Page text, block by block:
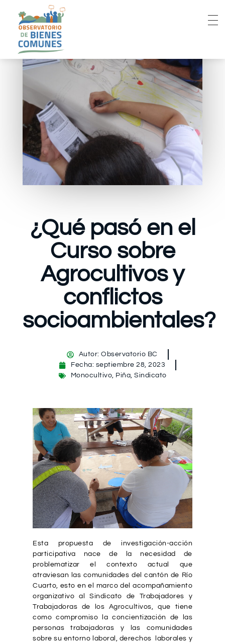
¿Qué pasó en el
Curso sobre
Agrocultivos y
conflictos
socioambientales?
Autor: Observatorio BC
Fecha: septiembre 28, 2023
Monocultivo, Piña, Sindicato
Esta propuesta de investigación-acción
participativa nace de la necesidad de
problematizar el contexto actual que
atraviesan las comunidades del cantón de Río
Cuarto, esto en el marco del acompañamiento
organizativo al Sindicato de Trabajadores y
Trabajadoras de los Agrocultivos, que tiene
como compromiso la concientización de las
personas trabajadoras y las comunidades
sobre su entorno laboral, derechos laborales y